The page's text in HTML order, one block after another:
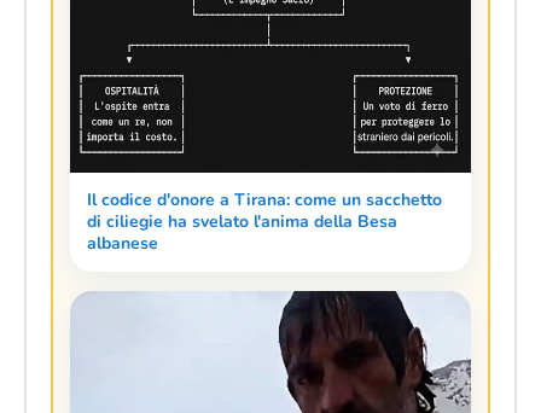
Il codice d'onore a Tirana: come un sacchetto
di ciliegie ha svelato l'anima della Besa
albanese